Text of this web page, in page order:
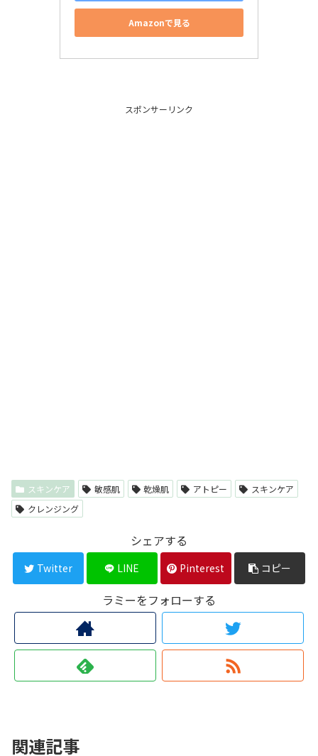
Amazonで見る
スポンサーリンク
スキンケア 敏感肌 乾燥肌 アトピー
スキンケア
クレンジング
シェアする
Twitter LINE Pinterest コピー
ラミーをフォローする
関連記事